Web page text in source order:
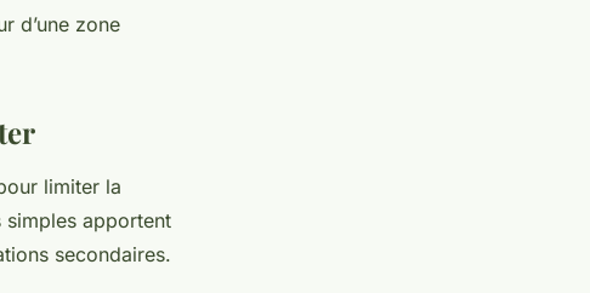
d’une zone
limiter la
simples apportent
secondaires.